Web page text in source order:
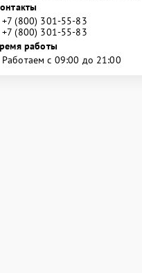
+7 (800) 301-55-83
+7 (800) 301-55-83
работы
Работаем с 09:00 до 21:00